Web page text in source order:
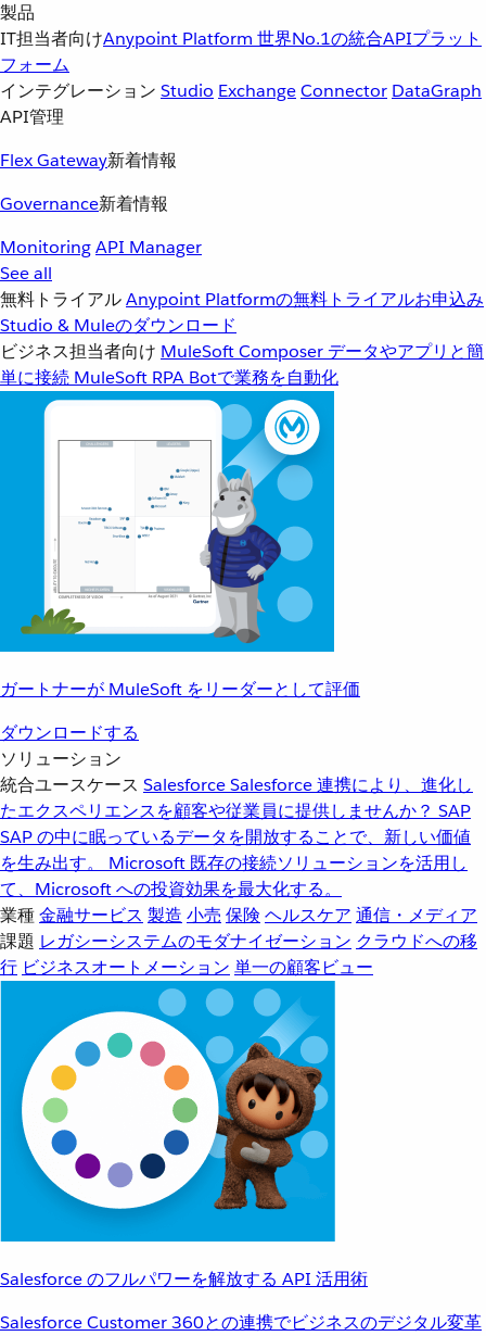
製品
IT担当者向けAnypoint Platform 世界No.1の統合APIプラット
フォーム
インテグレーション Studio ExchangeConnector DataGraph
API管理
Flex Gateway新着情報
Governance新着情報
MonitoringAPI Manager
See all
無料トライアルAnypoint Platformの無料トライアルお申込み
Studio & Muleのダウンロード
ビジネス担当者向け MuleSoft Composer データやアプリと簡
単に接続 MuleSoft RPA Botで業務を自動化
ガートナーが MuleSoft をリーダーとして評価
ダウンロードする
ソリューション
統合ユースケース SalesforceSalesforce 連携により、進化し
たエクスペリエンスを顧客や従業員に提供しませんか？ SAP
SAP の中に眠っているデータを開放することで、新しい価値
を生み出す。
Microsoft 既存の接続ソリューションを活用し
て、Microsoft への投資効果を最大化する。
業種金融サービス 製造 小売 保険 ヘルスケア 通信・メディア
課題 レガシーシステムのモダナイゼーション クラウドへの移
行 ビジネスオートメーション 単一の顧客ビュー
Salesforce のフルパワーを解放する API 活用術
Salesforce Customer 360との連携でビジネスのデジタル変革